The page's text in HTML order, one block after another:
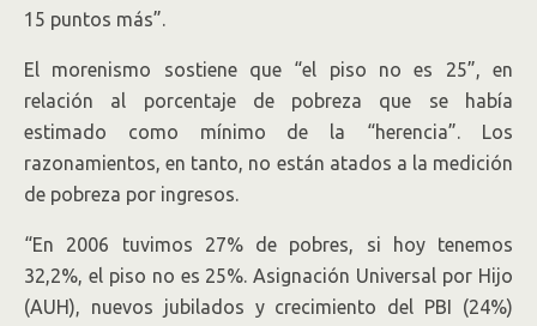
15 puntos más”.
El morenismo sostiene que “el piso no es 25”, en
relación al porcentaje de pobreza que se había
estimado como mínimo de la “herencia”. Los
razonamientos, en tanto, no están atados a la medición
de pobreza por ingresos.
“En 2006 tuvimos 27% de pobres, si hoy tenemos
32,2%, el piso no es 25%. Asignación Universal por Hijo
(AUH), nuevos jubilados y crecimiento del PBI (24%)